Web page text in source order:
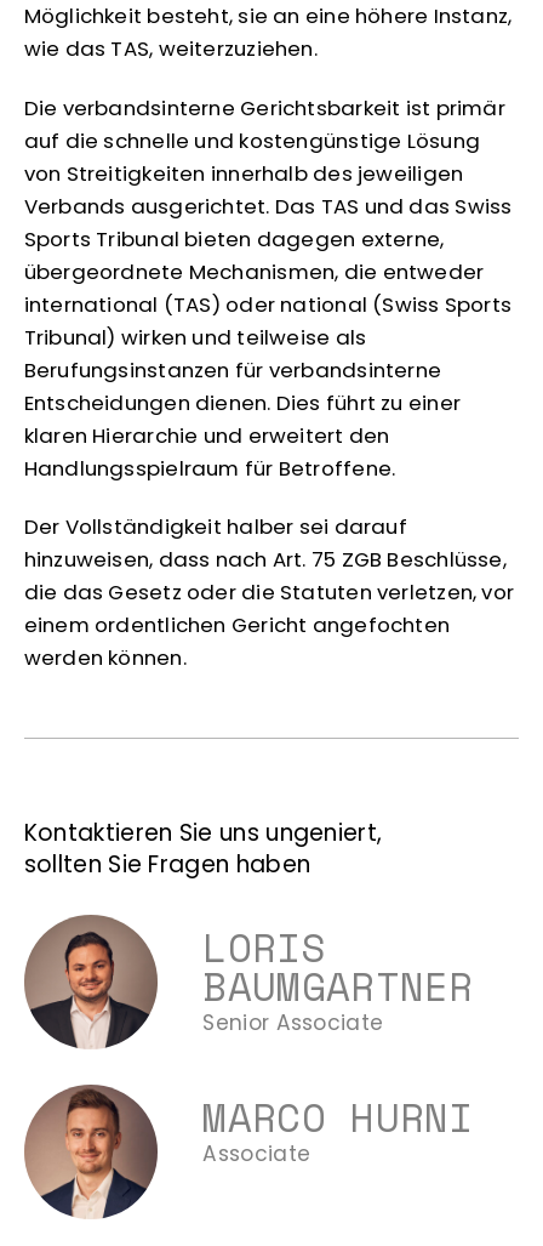
Möglichkeit besteht, sie an eine höhere Instanz,
wie das TAS, weiterzuziehen.
Die verbandsinterne Gerichtsbarkeit ist primär
auf die schnelle und kostengünstige Lösung
von Streitigkeiten innerhalb des jeweiligen
Verbands ausgerichtet. Das TAS und das Swiss
Sports Tribunal bieten dagegen externe,
übergeordnete Mechanismen, die entweder
international (TAS) oder national (Swiss Sports
Tribunal) wirken und teilweise als
Berufungsinstanzen für verbandsinterne
Entscheidungen dienen. Dies führt zu einer
klaren Hierarchie und erweitert den
Handlungsspielraum für Betroffene.
Der Vollständigkeit halber sei darauf
hinzuweisen, dass nach Art. 75 ZGB Beschlüsse,
die das Gesetz oder die Statuten verletzen, vor
einem ordentlichen Gericht angefochten
werden können.
Kontaktieren Sie uns ungeniert,
sollten Sie Fragen haben
LORIS
BAUMGARTNER
Senior Associate
MARCO HURNI
Associate